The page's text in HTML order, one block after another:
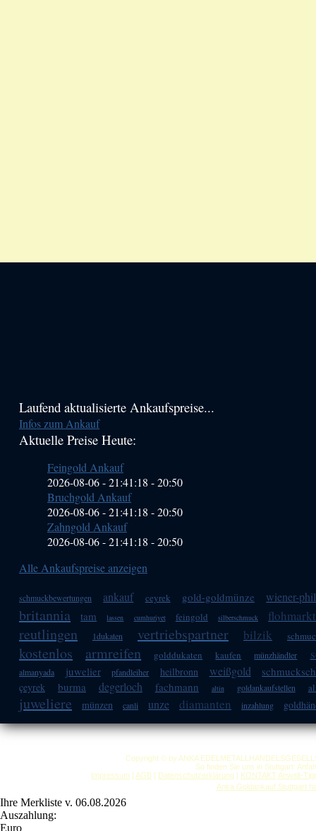
Haupt-
Sidebar
Laufend aktualisierte Ankaufspreise...
Infos zum Ankauf
Aktuelle Preise Heute:
Feingold Ankauf
2026-08-06 - 21:41:18 -20:50
Bruchgold Ankauf
2026-08-06 - 21:41:18 -20:50
Zahngold Ankauf
2026-08-06 - 21:41:18 -20:50
Alle Ankaufspreise anzeigen
schmuckbewertungen ankauf ceyrek gold-goldmünze wiener-
britannia tam lassen cumhuriyet feingold silberschmuck flohmarkt
reutlingen 1dukaten vertriebspartner bilzik
kostenlos armreifen golddukaten kaufen münzhändler
almanyada juwelier pfandleiher heilbronn weißgold
çeyrek burma degerloch fachmann altin goldankaufstellen
juweliere münzen canli unze diamanten inzahlung
Copyright © by ANKA
So finden Sie uns in Stuttgart:
Impressum | AGB | Datenschutzerklärung | KONTAKT Anwalt-
Anka Goldankauf Stuttgart
Ihre Merkliste v. 06.08.2026
Auszahlung:
Euro